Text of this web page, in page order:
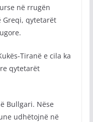
në rrugën
Greqi, qytetarët
Tiranë e cila ka
qytetarët
Bullgari. Nëse
udhëtojnë në